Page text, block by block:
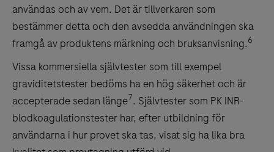
användas och av vem. Det är tillverkaren som
bestämmer detta och den avsedda användningen ska
framgå av produktens märkning och bruksanvisning.6
Vissa kommersiella självtester som till exempel
graviditetstester bedöms ha en hög säkerhet och är
accepterade sedan länge7. Självtester som PK INR-
blodkoagulationstester har, efter utbildning för
användarna i hur provet ska tas, visat sig ha lika bra